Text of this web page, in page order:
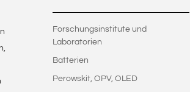
Forschungsinstitute und
Laboratorien
Batterien
Perowskit, OPV, OLED